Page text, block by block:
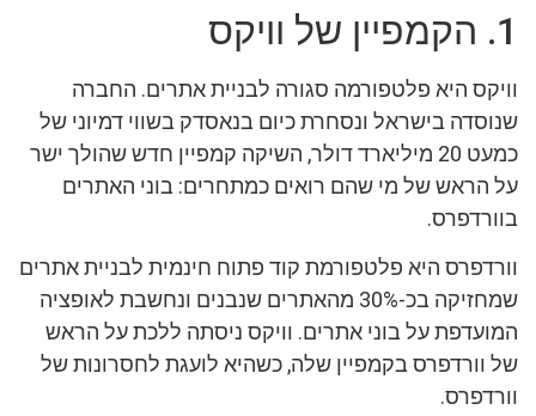
1. הקמפיין של וויקס
וויקס היא פלטפורמה סגורה לבניית אתרים. החברה
שנוסדה בישראל ונסחרת כיום בנאסדק בשווי דמיוני של
כמעט 20 מיליארד דולר, השיקה קמפיין חדש שהולך ישר
על הראש של מי שהם רואים כמתחרים: בוני האתרים
בוורדפרס.
וורדפרס היא פלטפורמת קוד פתוח חינמית לבניית אתרים
שמחזיקה בכ-30% מהאתרים שנבנים ונחשבת לאופציה
המועדפת על בוני אתרים. וויקס ניסתה ללכת על הראש
של וורדפרס בקמפיין שלה, כשהיא לועגת לחסרונות של
וורדפרס.